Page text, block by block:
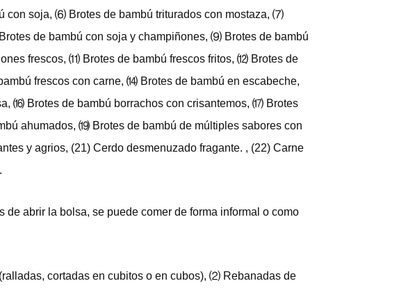
con soja, ⑹ Brotes de bambú triturados con mostaza, ⑺
de bambú con soja y champiñones, ⑼ Brotes de bambú
frescos, ⑾ Brotes de bambú frescos fritos, ⑿ Brotes de
frescos con carne, ⒁ Brotes de bambú en escabeche,
⒃ Brotes de bambú borrachos con crisantemos, ⒄ Brotes
ahumados, ⒆ Brotes de bambú de múltiples sabores con
y agrios, (21) Cerdo desmenuzado fragante. , (22) Carne
abrir la bolsa, se puede comer de forma informal o como
cortadas en cubitos o en cubos), ⑵ Rebanadas de